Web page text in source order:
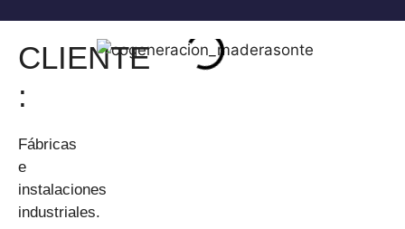
CLIENTE
:
Fábricas
e
instalaciones
industriales.